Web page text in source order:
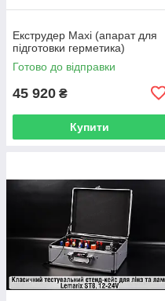
Екструдер Maxi (апарат для
підготовки герметика)
Готово до відправки
45 920 ₴
Купити